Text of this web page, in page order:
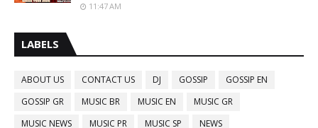
11:47 AM
LABELS
ABOUT US CONTACT US DJ GOSSIP
GOSSIP EN
GOSSIP GR
MUSIC BR MUSIC EN
MUSIC GR
MUSIC NEWS
MUSIC PR MUSIC SP NEWS